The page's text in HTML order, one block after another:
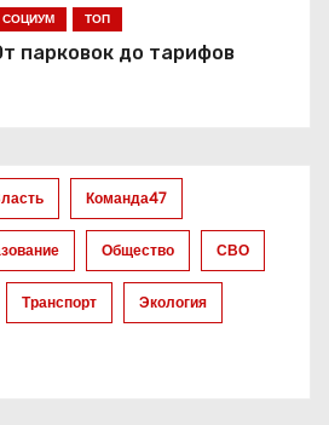
СОЦИУМ ТОП
парковок до тарифов
Команда47
Общество СВО
Транспорт Экология